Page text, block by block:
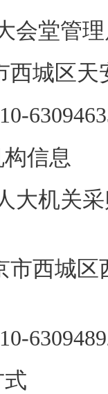
民大
京市
：
信息
大机关
西城区
式